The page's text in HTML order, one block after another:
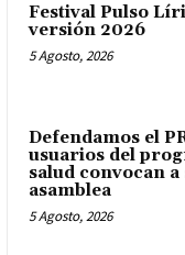
Festival Pulso
versión 2026
5 Agosto, 2026
Defendamos el
usuarios del
salud convocan a
asamblea
5 Agosto, 2026